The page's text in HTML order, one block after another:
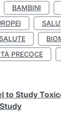
BAMBINI
PRECOCE
to Study